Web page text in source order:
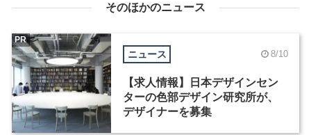
そのほかのニュース
ニュース 8/10
【求人情報】日本デザインセン
ターの色部デザイン研究所が、
デザイナーを募集
PR